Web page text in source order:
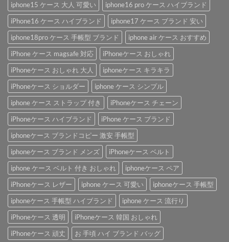
iphone15 ケース 大人 可愛い
iphone16 pro ケース ハイブランド
iPhone16 ケース ハイブランド
iphone17 ケース ブランド 安い
iphone18pro ケース 手帳型 ブランド
iphone air ケース おすすめ
iPhone ケース magsafe 対応
iPhoneケース おしゃれ
iPhoneケース おしゃれ 大人
iphoneケース キラキラ
iPhoneケース ショルダー
iphone ケース シンプル
iphone ケース ストラップ 付き
iPhoneケース チェーン
iPhoneケース ハイブランド
iPhone ケース ブランド
iphoneケース ブランドコピー 激安 手帳型
iphoneケース ブランド メンズ
iPhoneケース ベルト
iphone ケース ベルト 付き おしゃれ
iphoneケース ペア
iPhoneケース レザー
iphone ケース 可愛い
iphoneケース 手帳型
iphoneケース 手帳型 ハイブランド
iphone ケース 流行り
iPhoneケース 透明
iPhoneケース 韓国 おしゃれ
iPhoneケース 頑丈
お 手頃 ハイ ブランド バッグ